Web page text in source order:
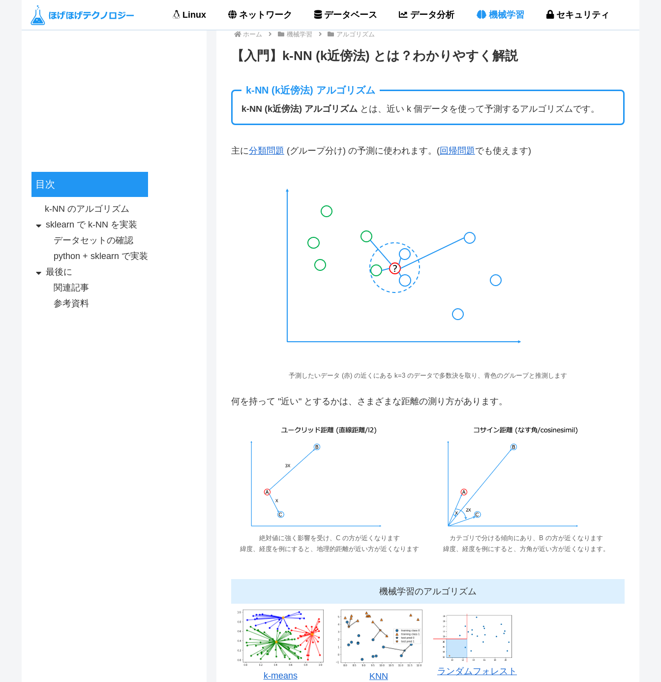
Linux ネットワーク データベース データ分析 機械学習 セキュリティ
ホーム 機械学習 アルゴリズム
【入門】k-NN (k近傍法) とは？わかりやすく解説
k-NN (k近傍法) アルゴリズム
k-NN (k近傍法) アルゴリズム とは、近い k 個データを使って予測するアルゴリズムです。
主に分類問題 (グループ分け) の予測に使われます。(回帰問題でも使えます)
予測したいデータ (赤) の近くにある k=3 のデータで多数決を取り、青色のグループと推測します
何を持って "近い" とするかは、さまざまな距離の測り方があります。
絶対値に強く影響を受け、C の方が近くなります
緯度、経度を例にすると、地理的距離が近い方が近くなります
カテゴリで分ける傾向にあり、B の方が近くなります
緯度、経度を例にすると、方角が近い方が近くなります。
機械学習のアルゴリズム
k-means KNN ランダムフォレスト
目次
k-NN のアルゴリズム
sklearn で k-NN を実装
データセットの確認
python + sklearn で実装
最後に
関連記事
参考資料